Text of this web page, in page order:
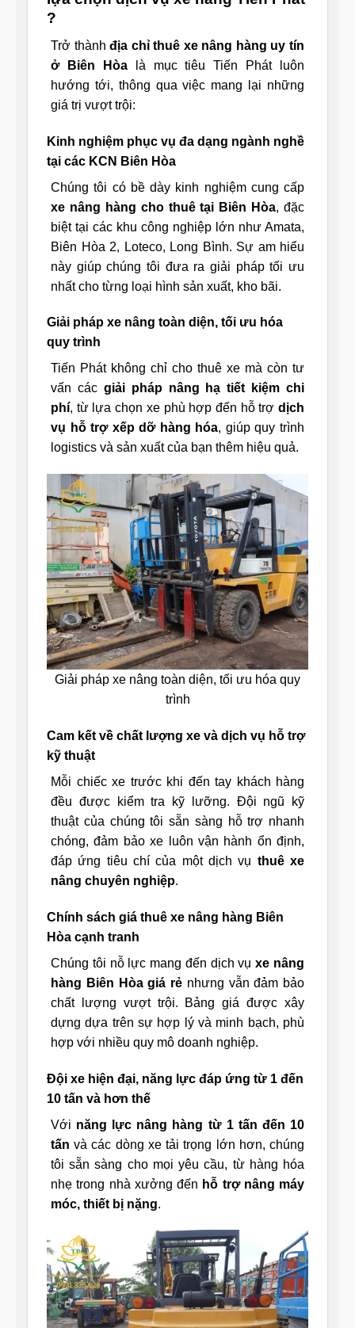
?
Trở thànhđịa chỉ thuê xe nâng hàng uy tín
ở Biên Hòalà mục tiêu Tiến Phát luôn
hướng tới, thông qua việc mang lại những
giá trị vượt trội:
Kinh nghiệm phục vụ đa dạng ngành nghề
tại các KCN Biên Hòa
Chúng tôi có bề dày kinh nghiệm cung cấp
xe nâng hàng cho thuê tại Biên Hòa, đặc
biệt tại các khu công nghiệp lớn như Amata,
Biên Hòa 2, Loteco, Long Bình. Sự am hiểu
này giúp chúng tôi đưa ra giải pháp tối ưu
nhất cho từng loại hình sản xuất, kho bãi.
Giải pháp xe nâng toàn diện, tối ưu hóa
quy trình
Tiến Phát không chỉ cho thuê xe mà còn tư
vấn các giải pháp nâng hạ tiết kiệm chi
phí, từ lựa chọn xe phù hợp đến hỗ trợ dịch
vụ hỗ trợ xếp dỡ hàng hóa, giúp quy trình
logistics và sản xuất của bạn thêm hiệu quả.
Giải pháp xe nâng toàn diện, tối ưu hóa quy
trình
Cam kết về chất lượng xe và dịch vụ hỗ trợ
kỹ thuật
Mỗi chiếc xe trước khi đến tay khách hàng
đều được kiểm tra kỹ lưỡng. Đội ngũ kỹ
thuật của chúng tôi sẵn sàng hỗ trợ nhanh
chóng, đảm bảo xe luôn vận hành ổn định,
đáp ứng tiêu chí của một dịch vụ thuê xe
nâng chuyên nghiệp.
Chính sách giá thuê xe nâng hàng Biên
Hòa cạnh tranh
Chúng tôi nỗ lực mang đến dịch vụxe nâng
hàng Biên Hòa giá rẻ nhưng vẫn đảm bảo
chất lượng vượt trội. Bảng giá được xây
dựng dựa trên sự hợp lý và minh bạch, phù
hợp với nhiều quy mô doanh nghiệp.
Đội xe hiện đại, năng lực đáp ứng từ 1 đến
10 tấn và hơn thế
Với năng lực nâng hàng từ 1 tấn đến 10
tấn và các dòng xe tải trọng lớn hơn, chúng
tôi sẵn sàng cho mọi yêu cầu, từ hàng hóa
nhẹ trong nhà xưởng đến hỗ trợ nâng máy
móc, thiết bị nặng.